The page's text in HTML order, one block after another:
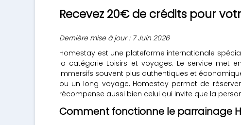
Recevez 20€ de crédits pour
Dernière mise à jour : 7 Juin 2026
Homestay est une plateforme internationale
la catégorie Loisirs et voyages. Le service met
immersifs souvent plus authentiques et
ou un long voyage, Homestay permet de
récompense aussi bien celui qui invite que la
Comment fonctionne le parrainage